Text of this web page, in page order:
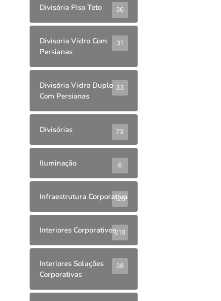
Divisória Piso Teto 36
Divisoria Vidro Com
Persianas
31
Divisória Vidro Duplo
Com Persianas
33
Divisórias 73
Iluminação 6
Infraestrutura Corporativa
126
Interiores Corporativos218
Interiores Soluções
Corporativas
38